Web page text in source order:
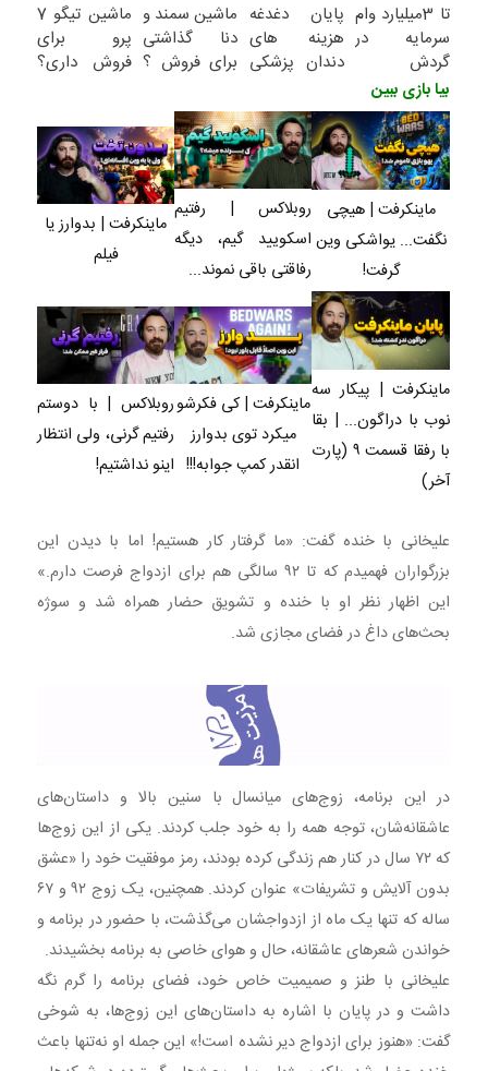
تا 3میلیارد وام
سرمایه در
گردش
فروشندگان =>
فروشگاهت رو
ثبت کن
پایان دغدغه
هزینه های
دندان پزشکی
کننده خانگی
ماشین سمند و
دنا گذاشتی
برای فروش ؟
راحت بفروش
ماشین تیگو 7
پرو برای
فروش داری؟
بیا بازی ببین
ماینکرفت | هیچی
نگفت... یواشکی وین
گرفت!
روبلاکس | رفتیم
اسکویید گیم، دیگه
رفاقتی باقی نموند...
ماینکرفت | بدوارز یا
فیلم
ماینکرفت | پیکار سه
نوب با دراگون... | بقا
با رفقا قسمت ۹ (پارت
آخر)
ماینکرفت | کی فکرشو
میکرد توی بدوارز
انقدر کمپ جوابه!!!
روبلاکس | با دوستم
رفتیم گرنی، ولی انتظار
اینو نداشتیم!
علیخانی با خنده گفت: «ما گرفتار کار هستیم! اما با دیدن این
بزرگواران فهمیدم که تا ۹۲ سالگی هم برای ازدواج فرصت دارم.»
این اظهار نظر او با خنده و تشویق حضار همراه شد و سوژه
بحث‌های داغ در فضای مجازی شد.
در این برنامه، زوج‌های میانسال با سنین بالا و داستان‌های
عاشقانه‌شان، توجه همه را به خود جلب کردند. یکی از این زوج‌ها
که ۷۲ سال در کنار هم زندگی کرده بودند، رمز موفقیت خود را «عشق
بدون آلایش و تشریفات» عنوان کردند. همچنین، یک زوج ۹۲ و ۶۷
ساله که تنها یک ماه از ازدواجشان می‌گذشت، با حضور در برنامه و
خواندن شعرهای عاشقانه، حال و هوای خاصی به برنامه بخشیدند.
علیخانی با طنز و صمیمیت خاص خود، فضای برنامه را گرم نگه
داشت و در پایان با اشاره به داستان‌های این زوج‌ها، به شوخی
گفت: «هنوز برای ازدواج دیر نشده است!» این جمله او نه‌تنها باعث